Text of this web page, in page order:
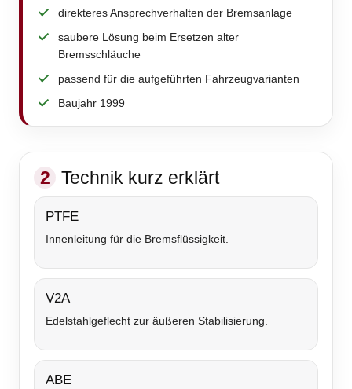
direkteres Ansprechverhalten der Bremsanlage
saubere Lösung beim Ersetzen alter
Bremsschläuche
passend für die aufgeführten Fahrzeugvarianten
Baujahr 1999
2 Technik kurz erklärt
PTFE
Innenleitung für die Bremsflüssigkeit.
V2A
Edelstahlgeflecht zur äußeren Stabilisierung.
ABE